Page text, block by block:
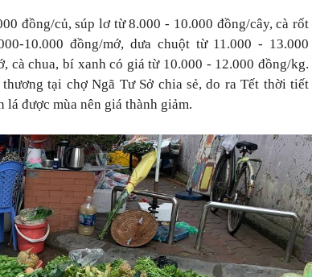
đồng/củ, súp lơ từ 8.000 - 10.000 đồng/cây, cà rốt
10.000 đồng/mớ, dưa chuột từ 11.000 - 13.000
cà chua, bí xanh có giá từ 10.000 - 12.000 đồng/kg.
tại chợ Ngã Tư Sở chia sẻ, do ra Tết thời tiết
được mùa nên giá thành giảm.